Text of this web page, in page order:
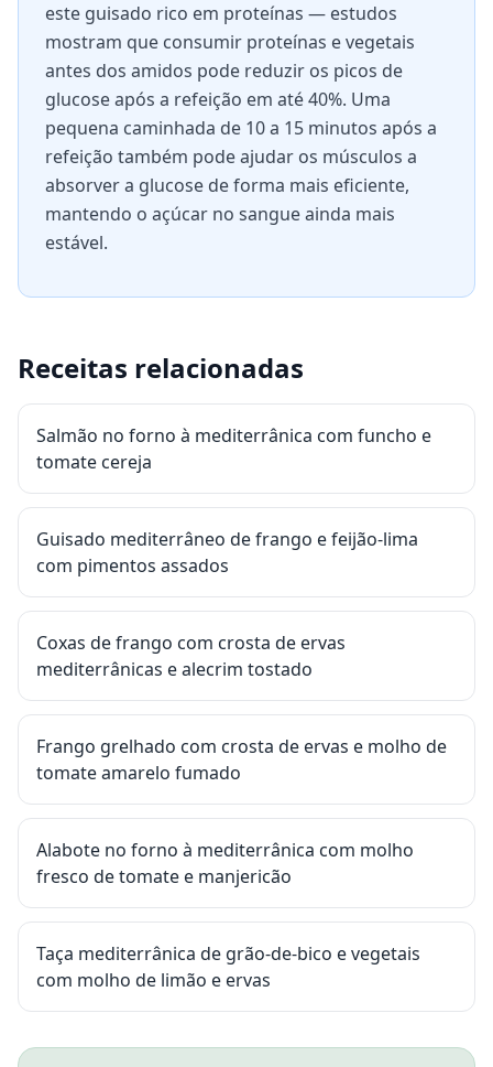
este guisado rico em proteínas — estudos
mostram que consumir proteínas e vegetais
antes dos amidos pode reduzir os picos de
glucose após a refeição em até 40%. Uma
pequena caminhada de 10 a 15 minutos após a
refeição também pode ajudar os músculos a
absorver a glucose de forma mais eficiente,
mantendo o açúcar no sangue ainda mais
estável.
Receitas relacionadas
Salmão no forno à mediterrânica com funcho e
tomate cereja
Guisado mediterrâneo de frango e feijão-lima
com pimentos assados
Coxas de frango com crosta de ervas
mediterrânicas e alecrim tostado
Frango grelhado com crosta de ervas e molho de
tomate amarelo fumado
Alabote no forno à mediterrânica com molho
fresco de tomate e manjericão
Taça mediterrânica de grão-de-bico e vegetais
com molho de limão e ervas